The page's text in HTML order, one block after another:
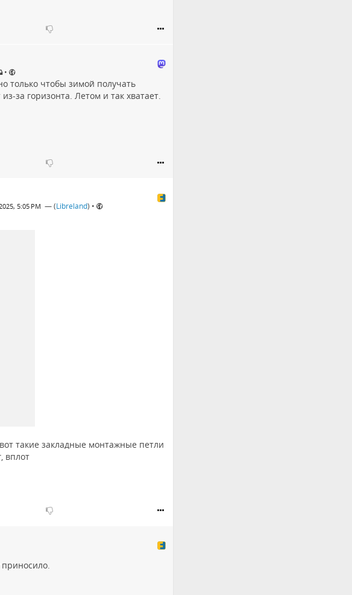
•
только чтобы зимой получать
за горизонта. Летом и так хватает.
5:05 PM — (Libreland) •
такие закладные монтажные петли
вплот